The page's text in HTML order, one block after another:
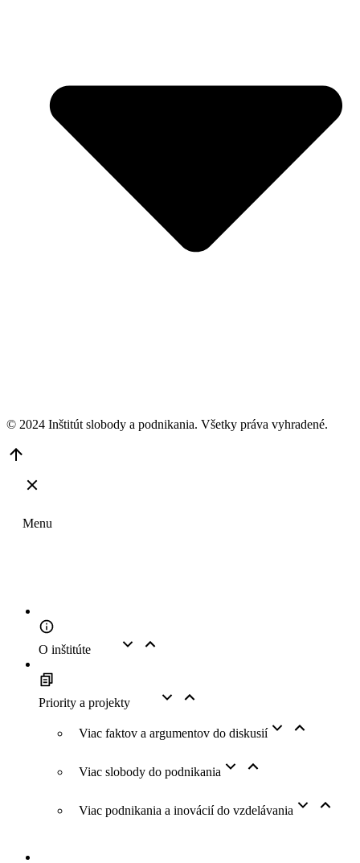
© 2024 Inštitút slobody a podnikania. Všetky práva vyhradené.
Top
Menu
O inštitúte
Priority a projekty
Viac faktov a argumentov do diskusií
Viac slobody do podnikania
Viac podnikania a inovácií do vzdelávania